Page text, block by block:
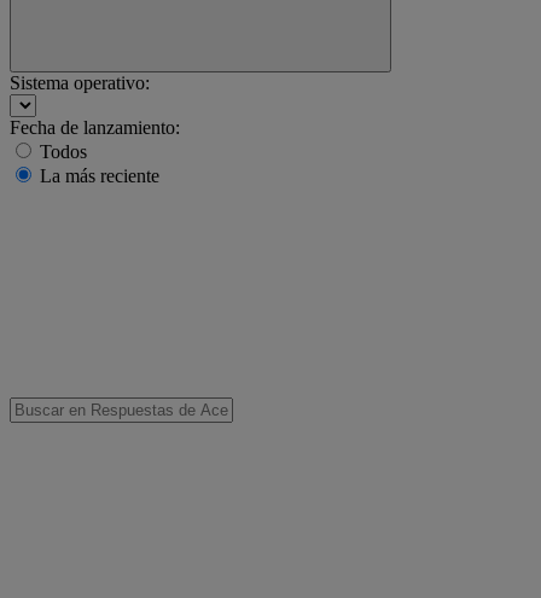
Sistema operativo:
Fecha de lanzamiento:
Todos
La más reciente